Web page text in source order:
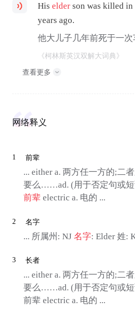
Hiselder son was killed in
years ago.
他大儿子几年前死于一次
《柯林斯英汉双解大词典》
查看更多
网络释义
1 前辈
... either a. 两方任一方的;二
要么……ad. (用于否定句或
前辈electric a. 电的 ...
2 名字
... 所属州: NJ 名字: Elder 姓:
3 长者
... either a. 两方任一方的;二
要么……ad. (用于否定句或
前辈 electric a. 电的 ...